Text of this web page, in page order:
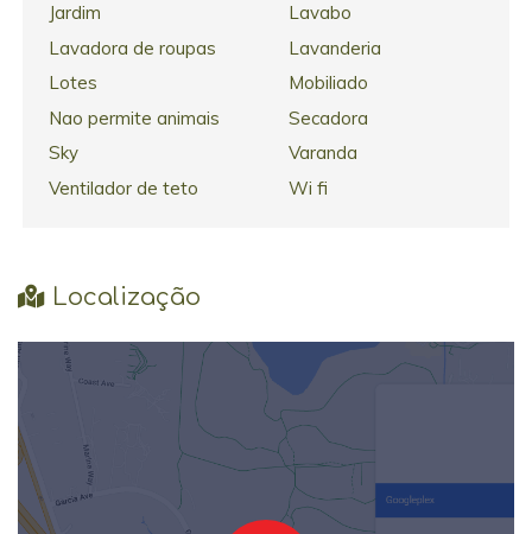
Jardim
Lavabo
Lavadora de roupas
Lavanderia
Lotes
Mobiliado
Nao permite animais
Secadora
Sky
Varanda
Ventilador de teto
Wi fi
Localização